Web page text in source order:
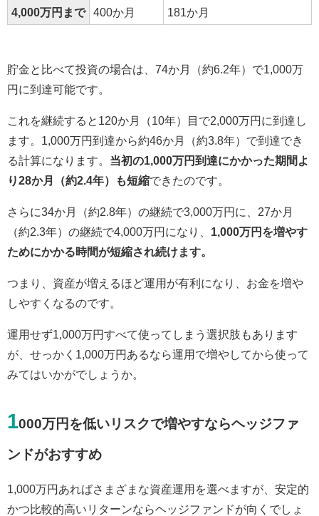
4,000万円まで 400か月 181か月
貯金と比べて投資の場合は、74か月（約6.2年）で1,000万
円に到達可能です。
これを継続すると120か月（10年）目で2,000万円に到達し
ます。1,000万円到達から約46か月（約3.8年）で到達でき
る計算になります。 当初の1,000万円到達にかかった期間よ
り28か月（約2.4年）も短縮できたのです。
さらに34か月（約2.8年）の継続で3,000万円に、27か月
（約2.3年）の継続で4,000万円になり、 1,000万円を増やす
ためにかかる時間が短縮され続けます。
つまり、資産が増えるほど運用が有利になり、お金を増や
しやすくなるのです。
運用せず1,000万円すべて使ってしまう選択肢もあります
が、せっかく1,000万円あるなら運用で増やしてから使って
みてはいかがでしょうか。
1 000万円を低いリスクで増やすならヘッジファ
ンドがおすすめ
1,000万円あればさまざまな資産運用を選べますが、安定的
かつ比較的高いリターンならヘッジファンドが向くでしょ